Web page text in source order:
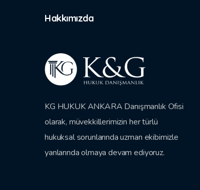
Hakkımızda
KG HUKUK ANKARA Danışmanlık Ofisi
olarak, müvekkillerimizin her türlü
hukuksal sorunlarında uzman ekibimizle
yanlarında olmaya devam ediyoruz.